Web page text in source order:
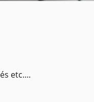
etc....